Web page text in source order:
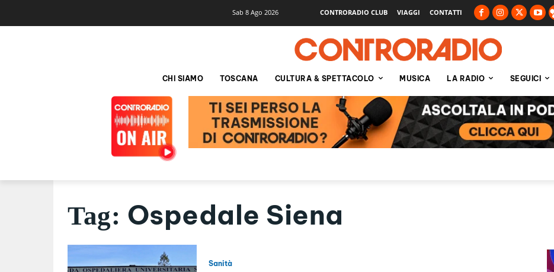
Sab 8 Ago 2026 CONTRORADIO CLUB VIAGGI CONTATTI
CHI SIAMO TOSCANA CULTURA & SPETTACOLO MUSICA LA RADIO SEGUICI
Tag: Ospedale Siena
Sanità